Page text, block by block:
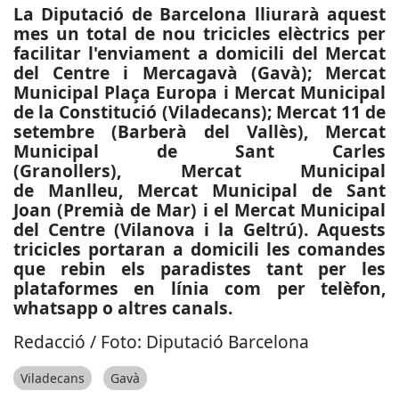
La Diputació de Barcelona lliurarà aquest
mes un total de nou tricicles elèctrics per
facilitar l'enviament a domicili del Mercat
del Centre i Mercagavà (Gavà); Mercat
Municipal Plaça Europa i Mercat Municipal
de la Constitució (Viladecans); Mercat 11 de
setembre (Barberà del Vallès), Mercat
Municipal de Sant Carles
(Granollers), Mercat Municipal
de Manlleu, Mercat Municipal de Sant
Joan (Premià de Mar) i el Mercat Municipal
del Centre (Vilanova i la Geltrú). Aquests
tricicles portaran a domicili les comandes
que rebin els paradistes tant per les
plataformes en línia com per telèfon,
whatsapp o altres canals.
Redacció / Foto: Diputació Barcelona
Viladecans Gavà